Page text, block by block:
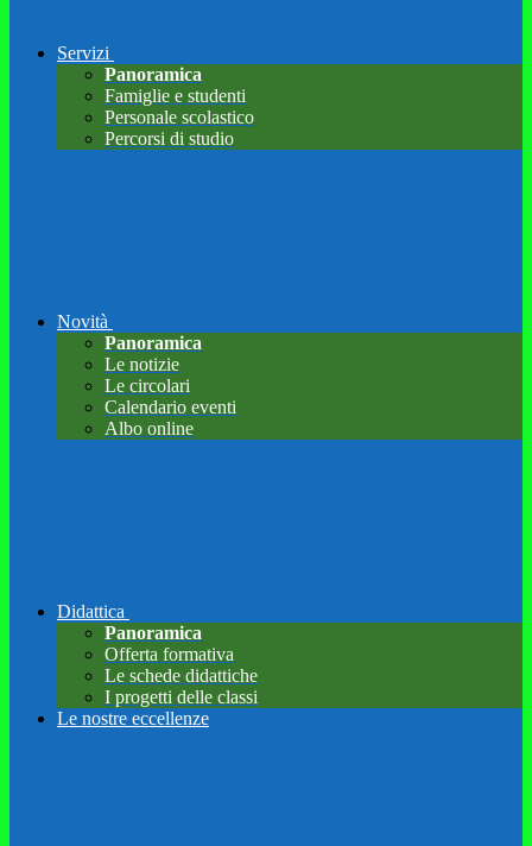
Servizi
Panoramica
Famiglie e studenti
Personale scolastico
Percorsi di studio
Novità
Panoramica
Le notizie
Le circolari
Calendario eventi
Albo online
Didattica
Panoramica
Offerta formativa
Le schede didattiche
I progetti delle classi
Le nostre eccellenze